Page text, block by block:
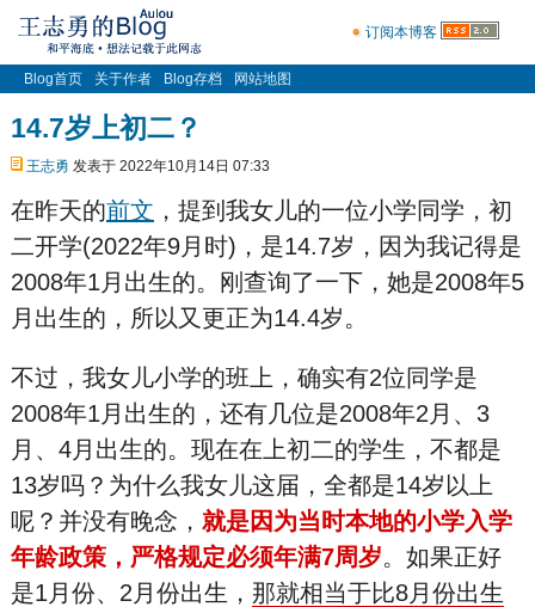
订阅本博客
Blog首页 关于作者 Blog存档 网站地图
14.7岁上初二？
王志勇 发表于 2022年10月14日 07:33
在昨天的前文 ，提到我女儿的一位小学同学，初
二开学(2022年9月时)，是14.7岁，因为我记得是
2008年1月出生的。刚查询了一下，她是2008年5
月出生的，所以又更正为14.4岁。
不过，我女儿小学的班上，确实有2位同学是
2008年1月出生的，还有几位是2008年2月、3
月、4月出生的。现在在上初二的学生，不都是
13岁吗？为什么我女儿这届，全都是14岁以上
呢？并没有晚念， 就是因为当时本地的小学入学
年龄政策，严格规定必须年满7周岁。如果正好
是1月份、2月份出生， 那就相当于比8月份出生